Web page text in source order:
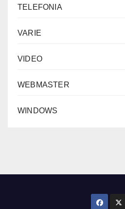
TELEFONIA
VARIE
VIDEO
WEBMASTER
WINDOWS